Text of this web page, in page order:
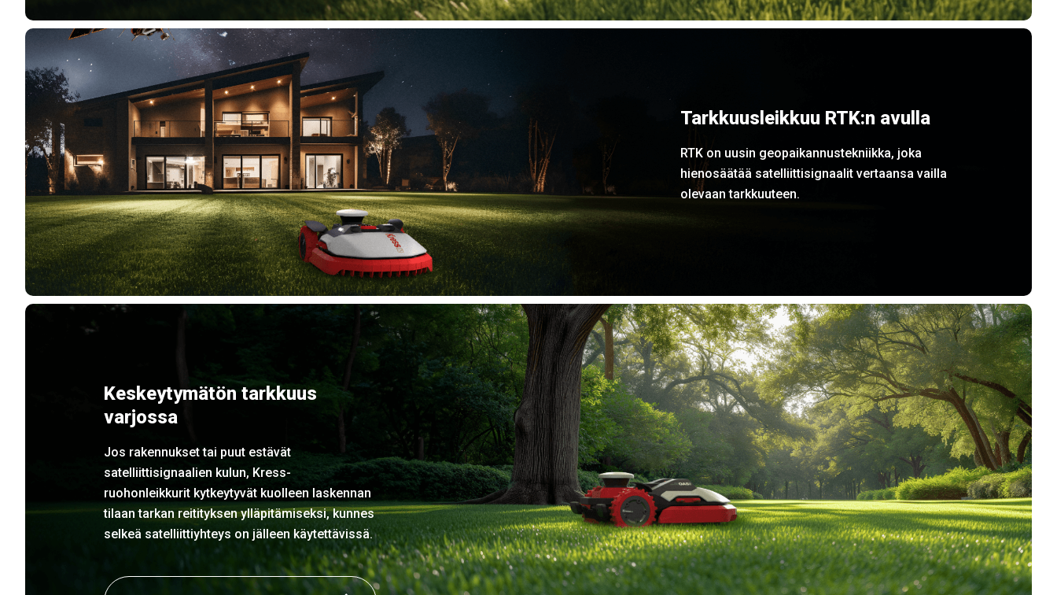
Tarkkuusleikkuu RTK:n avulla
RTK on uusin geopaikannustekniikka, joka
hienosäätää satelliittisignaalit vertaansa vailla
olevaan tarkkuuteen.
Keskeytymätön tarkkuus
varjossa
Jos rakennukset tai puut estävät
satelliittisignaalien kulun, Kress-
ruohonleikkurit kytkeytyvät kuolleen laskennan
tilaan tarkan reitityksen ylläpitämiseksi, kunnes
selkeä satelliittiyhteys on jälleen käytettävissä.